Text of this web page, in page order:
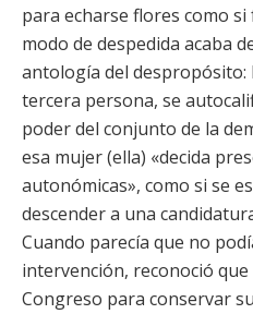
para echarse flores como
modo de despedida acaba
antología del despropósito:
tercera persona, se
poder del conjunto de la
esa mujer (ella) «decida
autonómicas», como si se
descender a una
Cuando parecía que no
intervención, reconoció
Congreso para conservar